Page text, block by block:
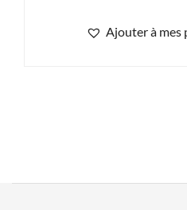
Ajouter à